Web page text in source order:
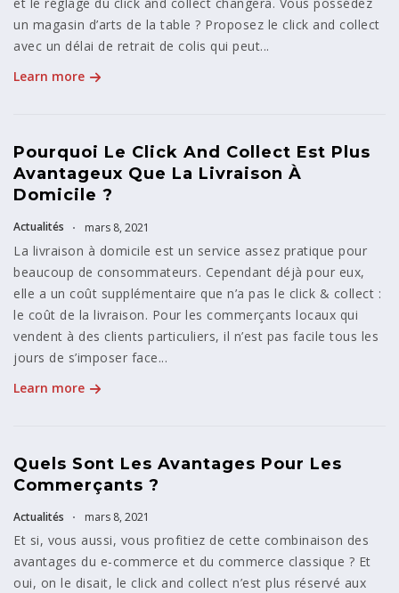
un magasin d’arts de la table ? Proposez le click and collect
avec un délai de retrait de colis qui peut...
Learn more
Pourquoi Le Click And Collect Est Plus
Avantageux Que La Livraison À
Domicile ?
Actualités mars 8, 2021
La livraison à domicile est un service assez pratique pour
beaucoup de consommateurs. Cependant déjà pour eux,
elle a un coût supplémentaire que n’a pas le click & collect :
le coût de la livraison. Pour les commerçants locaux qui
vendent à des clients particuliers, il n’est pas facile tous les
jours de s’imposer face...
Learn more
Quels Sont Les Avantages Pour Les
Commerçants ?
Actualités mars 8, 2021
Et si, vous aussi, vous profitiez de cette combinaison des
avantages du e-commerce et du commerce classique ? Et
oui, on le disait, le click and collect n’est plus réservé aux